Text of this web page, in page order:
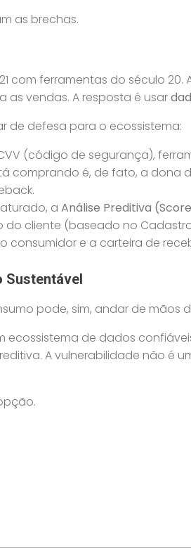
as brechas.
ferramentas do século
as vendas. A resposta é usar
de defesa para o ecossistema:
(código de segurança),
comprando é, de fato, a dona
a Análise Preditiva
cliente (baseado no
e a carteira de
Sustentável
pode, sim, andar de
ecossistema de dados
A vulnerabilidade não é